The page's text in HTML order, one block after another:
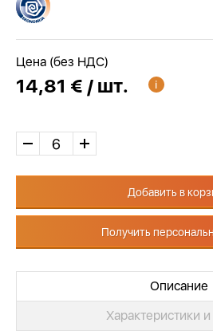
Цена (без НДС)
14,81 € / шт.
Добавить в
Получить
Описание
Характеристики и